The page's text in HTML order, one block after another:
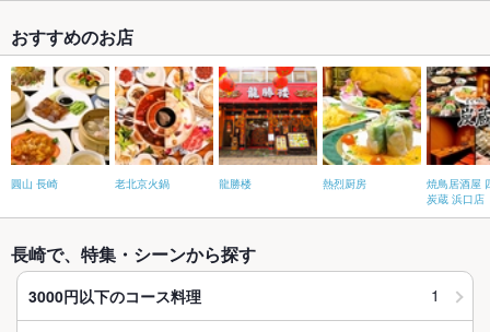
おすすめのお店
圓山 長崎 老北京火鍋 龍勝楼 熱烈厨房
焼鳥居酒屋
炭蔵 浜口店
長崎で、特集・シーンから探す
3000円以下のコース料理 1